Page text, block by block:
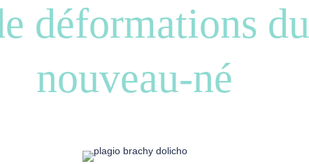
déformations
nouveau-né